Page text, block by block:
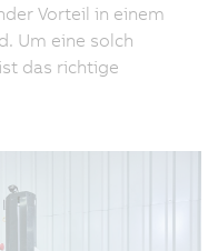
Vorteil in einem
Um eine solch
das richtige